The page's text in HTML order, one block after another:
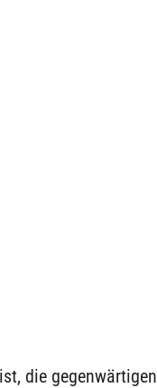
die gegenwärtigen